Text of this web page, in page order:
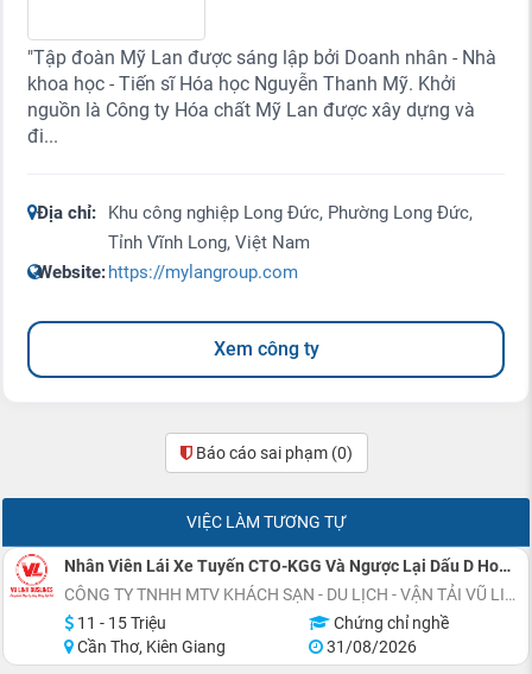
"Tập đoàn Mỹ Lan được sáng lập bởi Doanh nhân - Nhà
khoa học - Tiến sĩ Hóa học Nguyễn Thanh Mỹ. Khởi
nguồn là Công ty Hóa chất Mỹ Lan được xây dựng và
đi...
Địa chỉ:
Khu công nghiệp Long Đức, Phường Long Đức,
Tỉnh Vĩnh Long, Việt Nam
Website:https://mylangroup.com
Xem công ty
Báo cáo sai phạm (0)
VIỆC LÀM TƯƠNG TỰ
Nhân Viên Lái Xe Tuyến CTO-KGG Và Ngược Lại Dấu D Hoặc Dấu E
CÔNG TY TNHH MTV KHÁCH SẠN - DU LỊCH - VẬN TẢI VŨ LINH
11 - 15 Triệu
Chứng chỉ nghề
Cần Thơ, Kiên Giang
31/08/2026